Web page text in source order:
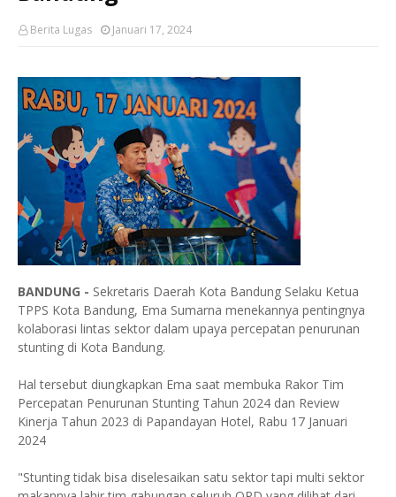
Berita Lugas Januari 17, 2024
BANDUNG - Sekretaris Daerah Kota Bandung Selaku Ketua
TPPS Kota Bandung, Ema Sumarna menekannya pentingnya
kolaborasi lintas sektor dalam upaya percepatan penurunan
stunting di Kota Bandung.
Hal tersebut diungkapkan Ema saat membuka Rakor Tim
Percepatan Penurunan Stunting Tahun 2024 dan Review
Kinerja Tahun 2023 di Papandayan Hotel, Rabu 17 Januari
2024
"Stunting tidak bisa diselesaikan satu sektor tapi multi sektor